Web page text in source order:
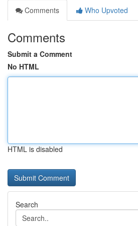
Comments
Who Upvoted
Comments
Submit a Comment
No HTML
HTML is disabled
Search